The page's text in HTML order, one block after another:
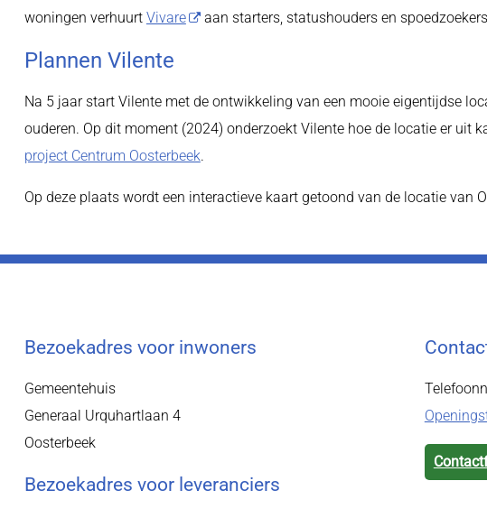
woningen verhuurt Vivare aan starters, statushouders en
Plannen Vilente
Na 5 jaar start Vilente met de ontwikkeling van een mooie eigentijdse
ouderen. Op dit moment (2024) onderzoekt Vilente hoe de locatie er uit
project Centrum Oosterbeek.
Op deze plaats wordt een interactieve kaart getoond van de locatie van
Bezoekadres voor inwoners
Gemeentehuis
Generaal Urquhartlaan 4
Oosterbeek
Bezoekadres voor leveranciers